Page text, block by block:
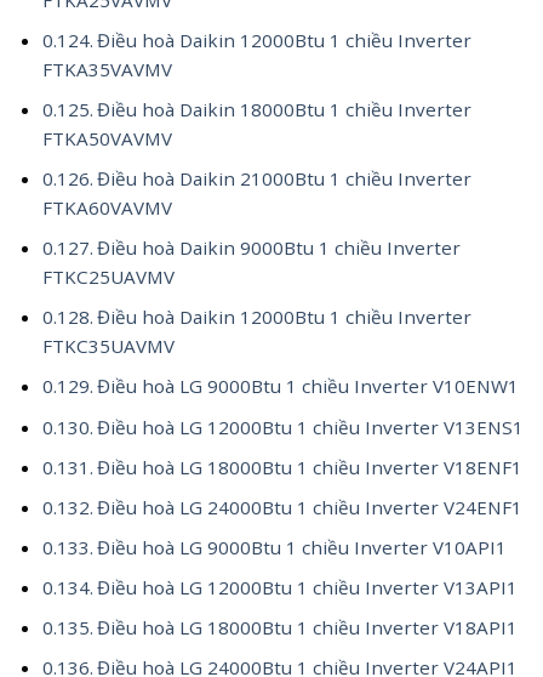
Điều hoà Daikin 12000Btu 1 chiều Inverter
FTKA35VAVMV
Điều hoà Daikin 18000Btu 1 chiều Inverter
FTKA50VAVMV
Điều hoà Daikin 21000Btu 1 chiều Inverter
FTKA60VAVMV
Điều hoà Daikin 9000Btu 1 chiều Inverter
FTKC25UAVMV
Điều hoà Daikin 12000Btu 1 chiều Inverter
FTKC35UAVMV
Điều hoà LG 9000Btu 1 chiều Inverter V10ENW1
Điều hoà LG 12000Btu 1 chiều Inverter V13ENS1
Điều hoà LG 18000Btu 1 chiều Inverter V18ENF1
Điều hoà LG 24000Btu 1 chiều Inverter V24ENF1
Điều hoà LG 9000Btu 1 chiều Inverter V10API1
Điều hoà LG 12000Btu 1 chiều Inverter V13API1
Điều hoà LG 18000Btu 1 chiều Inverter V18API1
Điều hoà LG 24000Btu 1 chiều Inverter V24API1